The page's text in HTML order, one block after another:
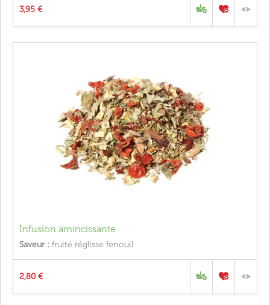
3,95 €
Infusion amincissante
Saveur : fruité réglisse fenouil
2,80 €